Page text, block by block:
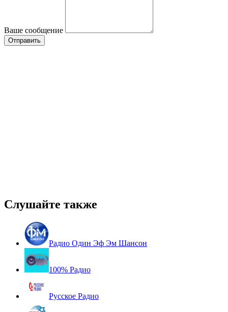
Ваше сообщение
Слушайте также
Радио Один Эф Эм Шансон
100% Радио
Русское Радио